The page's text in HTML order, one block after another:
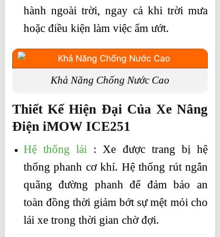
hành ngoài trời, ngay cả khi trời mưa
hoặc điều kiện làm việc ẩm ướt.
Khả Năng Chống Nước Cao
Thiết Kế Hiện Đại Của Xe Nâng
Điện iMOW ICE251
Hệ thống lái : Xe được trang bị hệ
thống phanh cơ khí. Hệ thống rút ngắn
quãng đường phanh để đảm bảo an
toàn đồng thời giảm bớt sự mệt mỏi cho
lái xe trong thời gian chờ đợi.